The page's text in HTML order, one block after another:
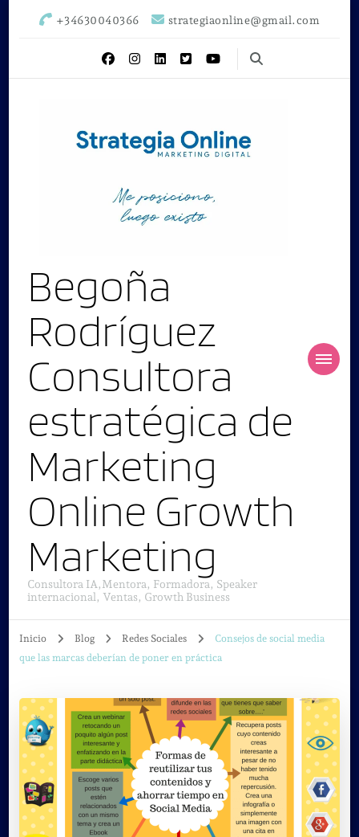
+34630040366 strategiaonline@gmail.com
Begoña
Rodríguez
Consultora
estratégica de
Marketing
Online Growth
Marketing
Consultora IA,Mentora, Formadora, Speaker
internacional, Ventas, Growth Business
Inicio Blog Redes Sociales
Consejos de social media
que las marcas deberían de poner en práctica